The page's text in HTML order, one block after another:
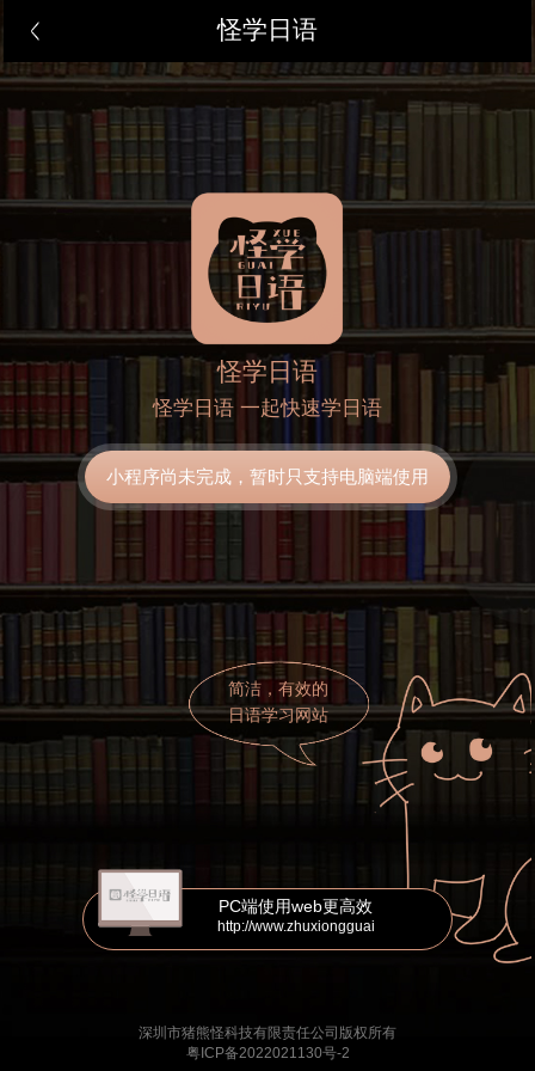
怪学日语
怪学日语
怪学日语 一起快速学日语
小程序尚未完成，暂时只支持电脑端使用
简洁，有效的
日语学习网站
PC端使用web更高效
http://www.zhuxiongguai
深圳市猪熊怪科技有限责任公司版权所有
粤ICP备2022021130号-2